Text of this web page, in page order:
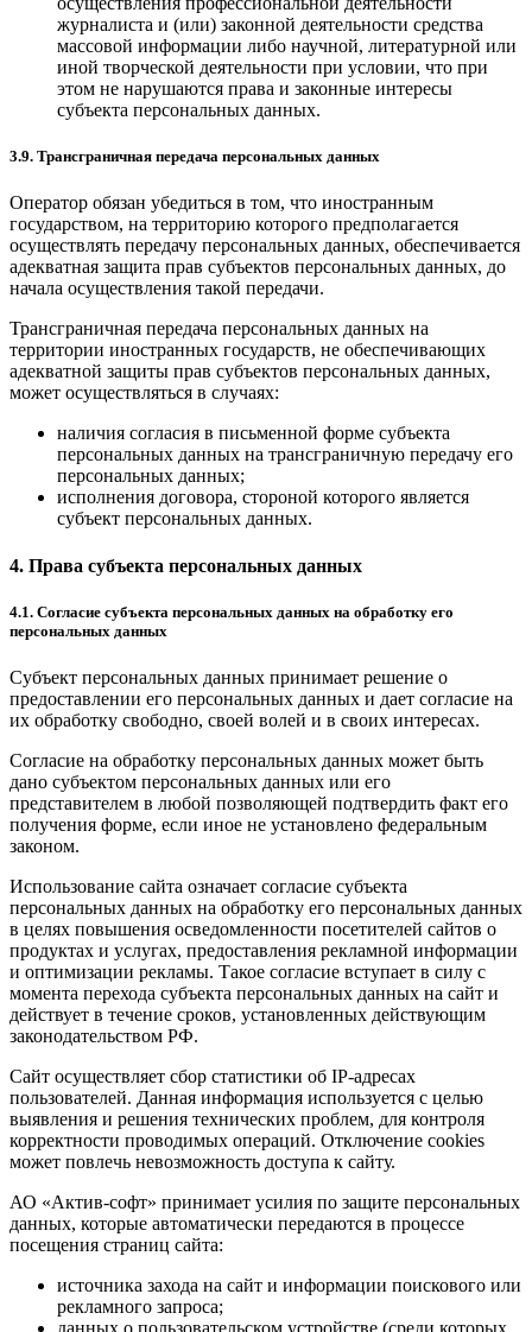
журналиста и (или) законной деятельности средства
массовой информации либо научной, литературной или
иной творческой деятельности при условии, что при
этом не нарушаются права и законные интересы
субъекта персональных данных.
3.9. Трансграничная передача персональных данных
Оператор обязан убедиться в том, что иностранным
государством, на территорию которого предполагается
осуществлять передачу персональных данных, обеспечивается
адекватная защита прав субъектов персональных данных, до
начала осуществления такой передачи.
Трансграничная передача персональных данных на
территории иностранных государств, не обеспечивающих
адекватной защиты прав субъектов персональных данных,
может осуществляться в случаях:
наличия согласия в письменной форме субъекта
персональных данных на трансграничную передачу его
персональных данных;
исполнения договора, стороной которого является
субъект персональных данных.
4. Права субъекта персональных данных
4.1. Согласие субъекта персональных данных на обработку его
персональных данных
Субъект персональных данных принимает решение о
предоставлении его персональных данных и дает согласие на
их обработку свободно, своей волей и в своих интересах.
Согласие на обработку персональных данных может быть
дано субъектом персональных данных или его
представителем в любой позволяющей подтвердить факт его
получения форме, если иное не установлено федеральным
законом.
Использование сайта означает согласие субъекта
персональных данных на обработку его персональных данных
в целях повышения осведомленности посетителей сайтов о
продуктах и услугах, предоставления рекламной информации
и оптимизации рекламы. Такое согласие вступает в силу с
момента перехода субъекта персональных данных на сайт и
действует в течение сроков, установленных действующим
законодательством РФ.
Сайт осуществляет сбор статистики об IP-адресах
пользователей. Данная информация используется с целью
выявления и решения технических проблем, для контроля
корректности проводимых операций. Отключение cookies
может повлечь невозможность доступа к сайту.
АО «Актив-софт» принимает усилия по защите персональных
данных, которые автоматически передаются в процессе
посещения страниц сайта:
источника захода на сайт и информации поискового или
рекламного запроса;
данных о пользовательском устройстве (среди которых